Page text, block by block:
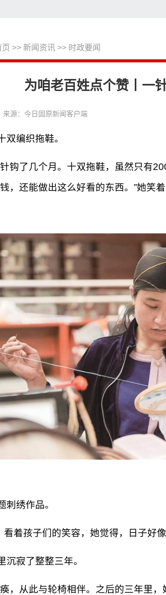
页 >> 新闻资讯 >> 时政要闻
为咱老百姓点个赞丨一
来源：今日固原新闻客户端
编织拖鞋。
钩了几个月。十双拖鞋，虽然只有
，还能做出这么好看的东西。”她笑着
绣作品。
着孩子们的笑容，她觉得，日子好像
寂了整整三年。
，从此与轮椅相伴。之后的三年里